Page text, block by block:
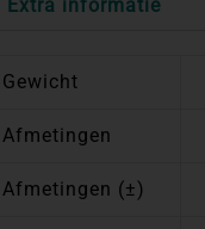
Extra informatie
Gewicht
Afmetingen
Afmetingen (±)